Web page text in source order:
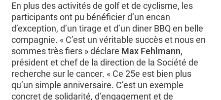
En plus des activités de golf et de cyclisme, les
participants ont pu bénéficier d’un encan
d’exception, d’un tirage et d’un diner BBQ en belle
compagnie. « C’est un véritable succès et nous en
sommes très fiers » déclare Max Fehlmann,
président et chef de la direction de la Société de
recherche sur le cancer. « Ce 25e est bien plus
qu’un simple anniversaire. C’est un exemple
concret de solidarité, d’engagement et de